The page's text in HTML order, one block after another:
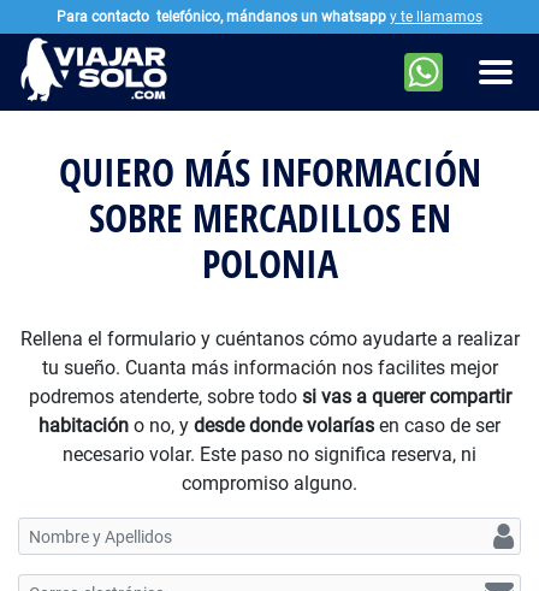
Ir al contenido principal
QUIERO MÁS INFORMACIÓN
SOBRE MERCADILLOS EN
POLONIA
Rellena el formulario y cuéntanos cómo ayudarte a realizar
tu sueño. Cuanta más información nos facilites mejor
podremos atenderte, sobre todo si vas a querer compartir
habitación o no, y desde donde volarías en caso de ser
necesario volar. Este paso no significa reserva, ni
compromiso alguno.
Para contacto telefónico, mándanos un whatsapp y te llamamos